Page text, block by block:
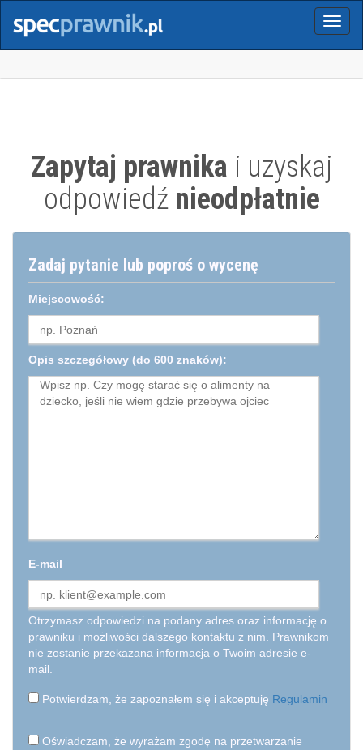
Menu
Zapytaj prawnika i uzyskaj
odpowiedźnieodpłatnie
Zadaj pytanie lub poproś o wycenę
Miejscowość:
Opis szczegółowy (do 600 znaków):
E-mail
Otrzymasz odpowiedzi na podany adres oraz informację o
prawniku i możliwości dalszego kontaktu z nim. Prawnikom
nie zostanie przekazana informacja o Twoim adresie e-
mail.
Potwierdzam, że zapoznałem się i akceptuję Regulamin
Oświadczam, że wyrażam zgodę na przetwarzanie